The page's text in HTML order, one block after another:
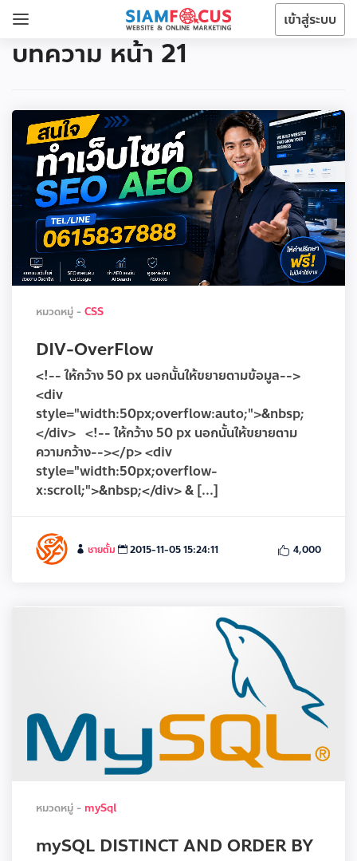
เข้าสู่ระบบ
บทความ หน้า 21
หมวดหมู่ - CSS
DIV-OverFlow
<!-- ให้กว้าง 50 px นอกนั้นให้ขยายตามข้อมูล-->
<div
style="width:50px;overflow:auto;">&nbsp;
</div> <!-- ให้กว้าง 50 px นอกนั้นให้ขยายตาม
ความกว้าง--></p> <div
style="width:50px;overflow-
x:scroll;">&nbsp;</div> & [...]
ชายตั้ม 2015-11-05 15:24:11 4,000
หมวดหมู่ - mySql
mySQL DISTINCT AND ORDER BY